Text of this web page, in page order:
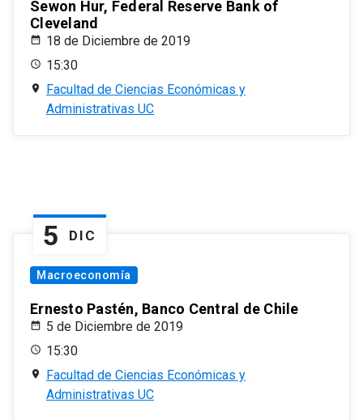
Sewon Hur, Federal Reserve Bank of
Cleveland
18 de Diciembre de 2019
15:30
Facultad de Ciencias Económicas y
Administrativas UC
5 DIC
Macroeconomía
Ernesto Pastén, Banco Central de Chile
5 de Diciembre de 2019
15:30
Facultad de Ciencias Económicas y
Administrativas UC